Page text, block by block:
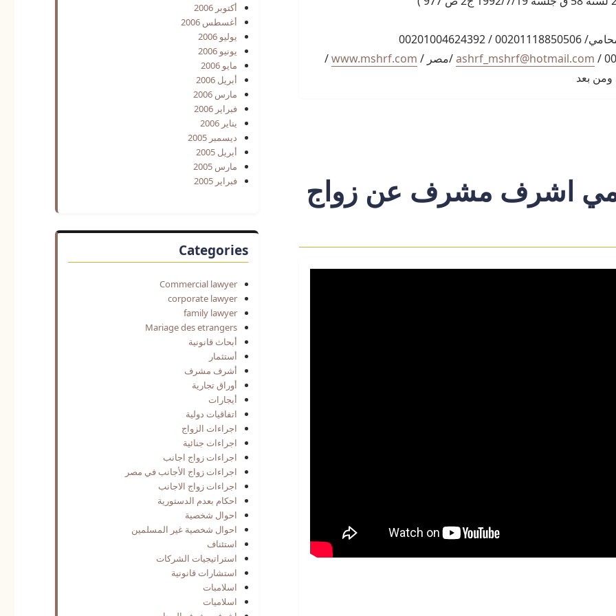
اشرف مشرف المحامي/ 00201118850506 / 00201004624392
ashrf_mshrf@hotmail.com/مصر / www.mshrf.com
/
ومن بعد
اشرف مشرف عن زواج
أكتوبر 2006
أغسطس 2006
يوليو 2006
يونيو 2006
مايو 2006
أبريل 2006
مارس 2006
فبراير 2006
يناير 2006
ديسمبر 2005
أبريل 2005
مارس 2005
فبراير 2005
Categories
Commercial lawyer
corporate lawyer
family lawyer
Mariage des etrangers
أبحاث قانونية
أستثمار
أشرف مشرف
أوراق تجارية
أيجارات
اتفاقيات دولية
اجراءات الزواج
اجراءات جنائية
اجراءات زواج اجانب
اجراءات زواج الأجانب في مصر
اجراءات زواج الاجانب
احكام بعدم الدستورية
احوال شخصية
احوال شخصية غير المسلمين
استئناف
استراتيجيات الشركات
استشارات قانونية
اسلامبات
اسلاميات